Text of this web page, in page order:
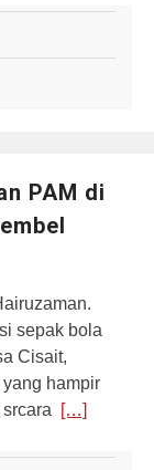
PAM di
sepak bola
Cisait,
hampir
[…]